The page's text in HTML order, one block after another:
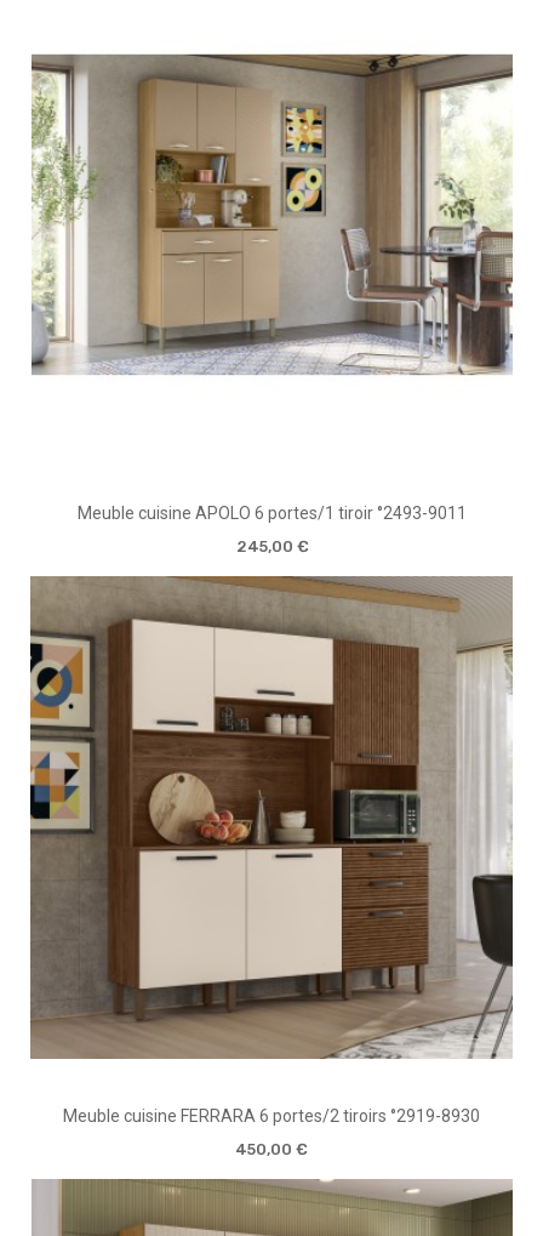
Meuble cuisine APOLO 6 portes/1 tiroir °2493-9011
245,00 €
Meuble cuisine FERRARA 6 portes/2 tiroirs °2919-8930
450,00 €